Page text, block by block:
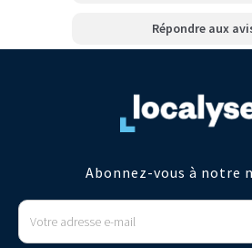
Répondre aux
Abonnez-vous à notre